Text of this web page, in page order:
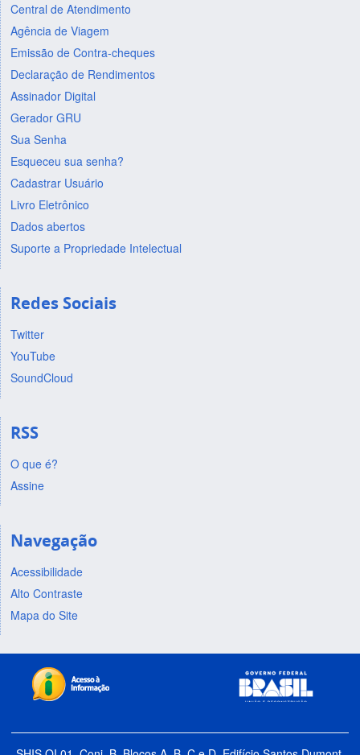
Central de Atendimento
Agência de Viagem
Emissão de Contra-cheques
Declaração de Rendimentos
Assinador Digital
Gerador GRU
Sua Senha
Esqueceu sua senha?
Cadastrar Usuário
Livro Eletrônico
Dados abertos
Suporte a Propriedade Intelectual
Redes Sociais
Twitter
YouTube
SoundCloud
RSS
O que é?
Assine
Navegação
Acessibilidade
Alto Contraste
Mapa do Site